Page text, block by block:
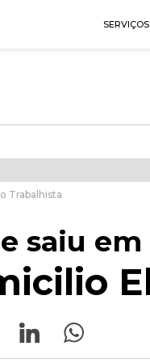
SERVIÇOS
Trabalhista
saiu